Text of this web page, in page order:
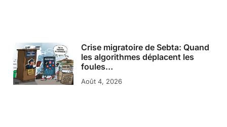
Crise migratoire de Sebta: Quand
les algorithmes déplacent les
foules…
Août 4, 2026